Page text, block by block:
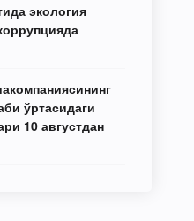
экология
ўртасидаги
10 августдан